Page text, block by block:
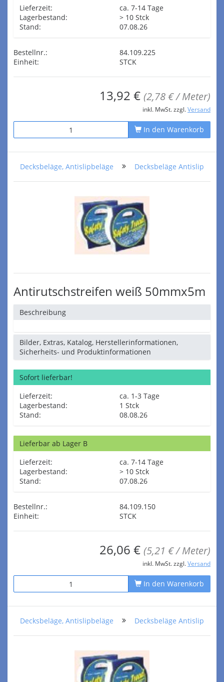
Lieferzeit:
ca. 7-14 Tage
Lagerbestand:
> 10 Stck
Stand:
07.08.26
Bestellnr.:
84.109.225
Einheit:
STCK
13,92 € (2,78 € / Meter)
inkl. MwSt. zzgl. Versand
In den Warenkorb
Decksbeläge, Antislipbeläge Decksbeläge Antislip
Antirutschstreifen weiß 50mmx5m
Beschreibung
Bilder, Extras, Katalog, Herstellerinformationen,
Sicherheits- und Produktinformationen
Sofort lieferbar!
Lieferzeit:
ca. 1-3 Tage
Lagerbestand:
1 Stck
Stand:
08.08.26
Lieferbar ab Lager B
Lieferzeit:
ca. 7-14 Tage
Lagerbestand:
> 10 Stck
Stand:
07.08.26
Bestellnr.:
84.109.150
Einheit:
STCK
26,06 € (5,21 € / Meter)
inkl. MwSt. zzgl. Versand
In den Warenkorb
Decksbeläge, Antislipbeläge Decksbeläge Antislip